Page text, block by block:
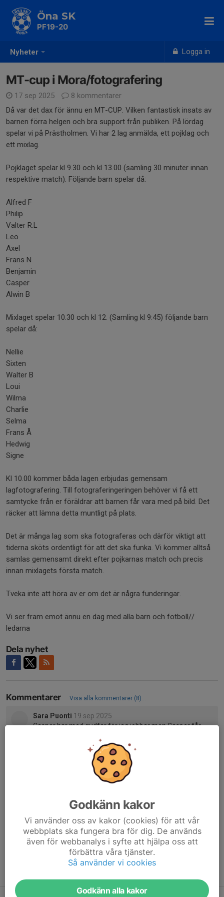
Nyheter Logga in
Öna SK
PF19-20
MT-cup i Mora/fotografering
17 sep 2025
8 kommentarer
Då var det dax för ännu en MT-CUP. Vilken fantastisk insats av
barnen förra helgen och bra support från publiken. På lördag
spelar vi på Prästholmen. Vi har 2 lag anmälda, ett pojklag och
ett mixlag.
Pojklaget spelar kl 9.30 och kl 13.00 (samling 30 minuter innan
respektive match). Följande barn spelar då:
Alfred F
Philip
Valter R.L
Leo
Axel
Frans N
Benjamin
Casper
Alwin B
Mixlaget spelar 10.30 och kl 12. (Samling kl 9:45) följande barn
spelar då:
Nellie
Sixten
Walter B
Loui
Wilma
Charlie
Selma
Frans Å
Hedwig
Signe
Kl 10.00 kommer båda lagen erbjudas gemensam
lagfotografering. Till fotograferingeringen behöver vi få ett
samtycke från er föräldrar att barnen får vara med på bild. Det
räcker att lämna detta muntligt på plats.
Det är många lag som ska fotograferas och därför viktigt att
tiderna sköts ordentligt för att det ska funka. Vi kommer alltså
samlas gemensamt direkt efter pojkarnas match och precis
innan mixlagets första match.
Tveka inte att höra av er om det är några funderingar.
Vi ser fram emot ännu en dag med alla barn och fotboll//
ledarna
Dela nyhet
Kommentarer Visa alla kommentarer (8)...
Sara Puonti 19 sep 2025
Casper har med gudfar för jag jobbar men Casper får
19 sep 2025
Ditt godkännande här räcker bra Sara!
Sara Puonti19 sep 2025
Maria Rosenberg Långfors 19 sep 2025
Tack Tove!
Godkänn kakor
Vi använder oss av kakor (cookies) för att vår
webbplats ska fungera bra för dig. De används
även för webbanalys i syfte att hjälpa oss att
förbättra våra tjänster.
Så använder vi cookies
Godkänn alla kakor